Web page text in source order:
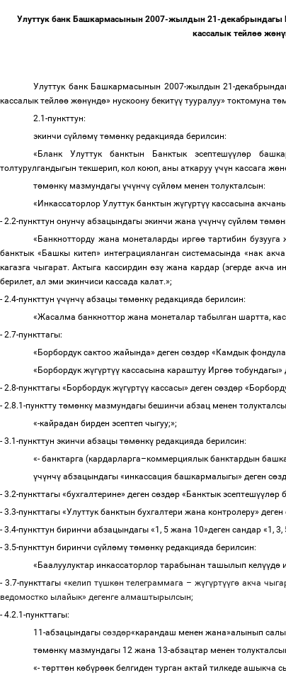
Улуттук банк Башкармасынын 2007-жылдын 21-декабрындагы
кассалык тейлөө жөнү
Улуттук банк Башкармасынын 2007-жылдын 21-
кассалык тейлөө жөнүндө» нускоону бекитүү тууралуу» токтомуна тө
2.1-пункттун:
экинчи сүйлөмү төмөнкү редакцияда берилсин:
« Бланк Улуттук банктын Банктык эсептешүүлөр
толтурулгандыгын текшерип, кол коюп, аны аткаруу үчүн кассага жөн
төмөнкү мазмундагы үчүнчү сүйлөм менен толукталсын:
« Инкассаторлор Улуттук банктын жүгүртүү кассасына
- 2.2-пункттун онунчу абзацындагы экинчи жана үчүнчү сүйлөм төмө
« Банкнотторду жана монеталарды иргөө тартибин бузууга
банктык « Башкы китеп» интеграцияланган системасында «нак акча
кагазга чыгарат.Актыга кассирдин өзү жана кардар (эгерде акча
берилет, ал эми экинчиси кассада калат.»;
- 2.4-пункттун үчүнчү абзацы төмөнкү редакцияда берилсин:
«Жасалма банкноттор жана монеталар табылган шартта,
- 2.7-пункттагы:
« Борбордук сактоо жайында» деген сөздөр « Камдык
« Борбордук жүгүртүү кассасына караштуу Иргөө тобундагы»
- 2.8-пункттагы « Борбордук жүгүртүү кассасы» деген сөздөр «
- 2.8.1-пунктту төмөнкү мазмундагы бешинчи абзац менен
«-кайрадан бирден эсептеп чыгуу;»;
- 3.1-пункттун экинчи абзацы төмөнкү редакцияда берилсин:
«- банктарга (кардарларга–коммерциялык банктардын
үчүнчү абзацындагы «инкассация башкармалыгы» деген сөзд
- 3.2-пункттагы «бухгалтерине» деген сөздөр « Банктык эсептешүүлөр
- 3.3-пункттагы «Улуттук банктын бухгалтери жана контролеру» деген
- 3.4-пункттун биринчи абзацындагы «1, 5 жана 10»деген сандар «1, 3,
- 3.5-пункттун биринчи сүйлөмү төмөнкү редакцияда берилсин:
« Баалуулуктар инкассаторлор тарабынан ташылып келүүдө
- 3.7-пункттагы«келип түшкөн телеграммага – жүгүртүүгө акча
ведомостко ылайык» дегенге алмаштырылсын;
- 4.2.1-пункттагы:
11-абзацындагы сөздөр«карандаш менен жана»алынып
төмөнкү мазмундагы 12 жана 13-абзацтар менен
«- төрттөн көбүрөөк белгиден турган актай тилкеде ашыкча